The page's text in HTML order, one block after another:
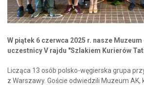
W piątek 6 czerwca 2025 r. nasze
uczestnicy V rajdu "Szlakiem Kurierów
Licząca 13 osób polsko-węgierska grupa
z Warszawy. Goście odwiedzili Muzeum